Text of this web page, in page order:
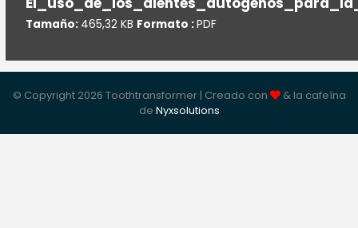
Tamaño: 465,32 KB Formato :PDF
© Copyright 2026 Toothtransformer | Creado con
& la cafeína
de Nyxsolutions